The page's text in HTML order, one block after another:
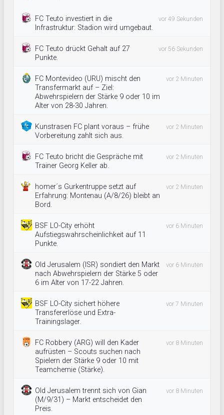
FC Teuto investiert in die
Infrastruktur: Stadion wird umgebaut.
vor 49 Sekunden
FC Teuto drückt Gehalt auf 27
Punkte.
vor 56 Sekunden
FC Montevideo (URU) mischt den
Transfermarkt auf – Ziel:
Abwehrspielern der Stärke 9 oder 10 im
Alter von 28-30 Jahren.
vor 2 Minuten
Kunstrasen FC plant voraus – frühe
Vorbereitung zahlt sich aus.
vor 2 Minuten
FC Teuto bricht die Gespräche mit
Trainer Georg Keller ab.
vor 2 Minuten
homer´s Gurkentruppe setzt auf
Erfahrung: Montenau (A/8/26) bleibt an
Bord.
vor 2 Minuten
BSF LO-City erhöht
Aufstiegswahrscheinlichkeit auf 11
Punkte.
vor 6 Minuten
Old Jerusalem (ISR) sondiert den Markt
nach Abwehrspielern der Stärke 5 oder
6 im Alter von 17-22 Jahren.
vor 6 Minuten
BSF LO-City sichert höhere
Transfererlöse und Extra-
Trainingslager.
vor 7 Minuten
FC Robbery (ARG) will den Kader
aufrüsten – Scouts suchen nach
Spielern der Stärke 9 oder 10 mit
Teamchemie (Stärke).
vor 8 Minuten
Old Jerusalem trennt sich von Gian
(M/9/31) – Markt entscheidet den
Preis.
vor 8 Minuten